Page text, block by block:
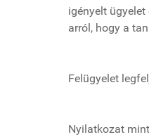
igényelt
arról, hogy a
Felügyelet
Nyilatkozat